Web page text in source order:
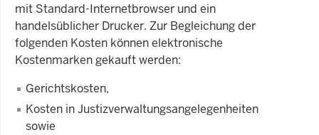
mit Standard-Internetbrowser und ein
handelsüblicher Drucker. Zur Begleichung der
folgenden Kosten können elektronische
Kostenmarken gekauft werden:
Gerichtskosten,
Kosten in Justizverwaltungsangelegenheiten
sowie